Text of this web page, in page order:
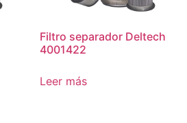
Filtro separador Deltech
4001422
Leer más